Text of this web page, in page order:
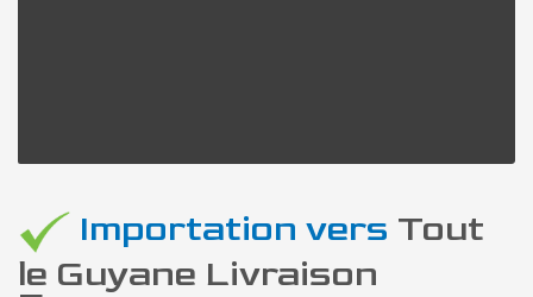
Importation vers Tout
le Guyane Livraison